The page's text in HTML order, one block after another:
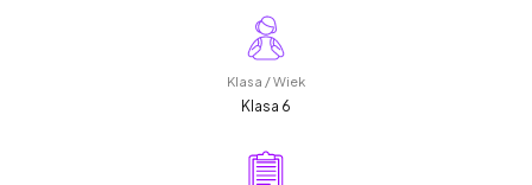
Klasa / Wiek
Klasa 6